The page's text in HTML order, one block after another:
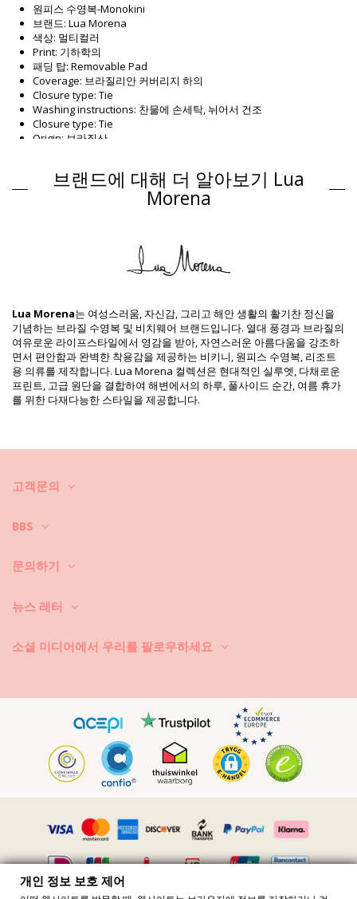
원피스 수영복-Monokini
브랜드: Lua Morena
색상: 멀티컬러
Print: 기하학의
패딩 탑: Removable Pad
Coverage: 브라질리안 커버리지 하의
Closure type: Tie
Washing instructions: 찬물에 손세탁, 뉘어서 건조
Closure type: Tie
Origin: 브라질산
Composition
Composition: 87% Polyamide, 13% Elastane
제품 정보
구분: 여성, 원피스 수영복
패키지 포함 항목: 1 x 원피스 수영복 (포함되지 않는 다른 액세서리)
SKU: 1981123267
EAN: XS (7899818620967), S (7899670743712), M (7899670743781),
L (7899670743866), XL (7899670743941)
공급업체 참고: 31351042
중량: 115g / 0.25lb / 4.06oz
프린트는 동일하지 않으며 컷에 따라 다를 수 있습니다
보정한 사진
새로운 비키니를 오래 사용하시고 싶으세요? 비키니를 잘 관리하는 방법
를 선택하셔야 합니다. 그러면, 몇 년 동안 어떻게 관리할까요?
놓으세요. 콘크리트, 돌 (예를 들어, 수영장 모서리), 나무 조각 등과 같은 표
세탁 방법? 비키니를 매번 사용한 후, 바닷물이 아닌 청결한 물에 헹구세
도 좋지만 수영복 세탁 전용 제품이 더 좋습니다.
비치 백이나 파우치 안에 든 젖은 수영복을 꺼내야 한다는 것을 항상 기억
하세요. 젖은 상태에서 접거나 말아서 오래 두면 절대로 안 됩니다. 왜 그럴
를 하지 마시기 바랍니다.
수영복에 얼룩이 묻으면, 마르지 않았을 때 가볍게 쳐내세요. 얼룩이 마른
경우에는 긁어 내려고 하지 마세요. 수영복의 염색이 손상될 수 있습니다.
가까운 세탁소에 문의하시기 바랍니다.
어떻게 건조시키나요? 직사 일광에 두면 절대로 안 됩니다. 타월을 깔고 비
키니 또는 수영복을 그 위에 놓으세요. 조심스럽게 둘둘 말아서 대충 물기
천에 박힌 작은 모래 알갱이는 어떻게 빼내는가요? 헤어드라이어를 저온
브랜드에 대해 더 알아보기 Lua
Morena
Lua Morena는 여성스러움, 자신감, 그리고 해안 생활의 활기찬 정신을
기념하는 브라질 수영복 및 비치웨어 브랜드입니다. 열대 풍경과 브라질의
여유로운 라이프스타일에서 영감을 받아, 자연스러운 아름다움을 강조하
면서 편안함과 완벽한 착용감을 제공하는 비키니, 원피스 수영복, 리조트
용 의류를 제작합니다. Lua Morena 컬렉션은 현대적인 실루엣, 다채로운
프린트, 고급 원단을 결합하여 해변에서의 하루, 풀사이드 순간, 여름 휴가
를 위한 다재다능한 스타일을 제공합니다.
고객문의
BBS
문의하기
뉴스 레터
소셜 미디어에서 우리를 팔로우하세요
개인 정보 보호 제어